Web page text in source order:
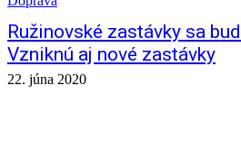
Ružinovské zastávky sa
Vzniknú aj nové zastávky
22. júna 2020